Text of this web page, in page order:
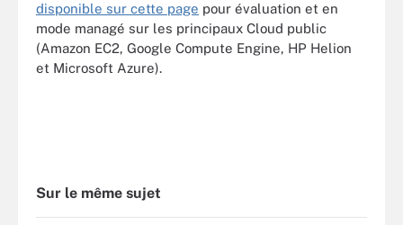
disponible sur cette page pour évaluation et en
mode managé sur les principaux Cloud public
(Amazon EC2, Google Compute Engine, HP Helion
et Microsoft Azure).
Sur le même sujet